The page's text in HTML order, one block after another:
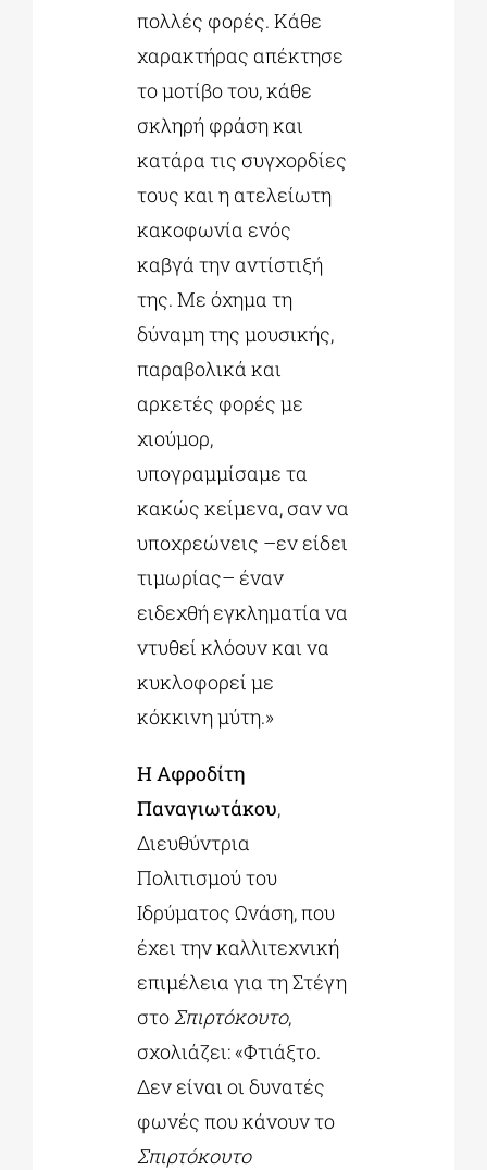
πολλές φορές. Κάθε
χαρακτήρας απέκτησε
το μοτίβο του, κάθε
σκληρή φράση και
κατάρα τις συγχορδίες
τους και η ατελείωτη
κακοφωνία ενός
καβγά την αντίστιξή
της. Με όχημα τη
δύναμη της μουσικής,
παραβολικά και
αρκετές φορές με
χιούμορ,
υπογραμμίσαμε τα
κακώς κείμενα, σαν να
υποχρεώνεις –εν είδει
τιμωρίας– έναν
ειδεχθή εγκληματία να
ντυθεί κλόουν και να
κυκλοφορεί με
κόκκινη μύτη.»
Η Αφροδίτη
Παναγιωτάκου,
Διευθύντρια
Πολιτισμού του
Ιδρύματος Ωνάση, που
έχει την καλλιτεχνική
επιμέλεια για τη Στέγη
στοΣπιρτόκουτο,
σχολιάζει: «Φτιάξτο.
Δεν είναι οι δυνατές
φωνές που κάνουν το
Σπιρτόκουτο